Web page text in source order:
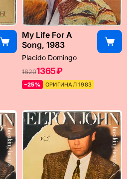
My Life For A
Song, 1983
Placido Domingo
18201365 ₽
–25% ОРИГИНАЛ 1983